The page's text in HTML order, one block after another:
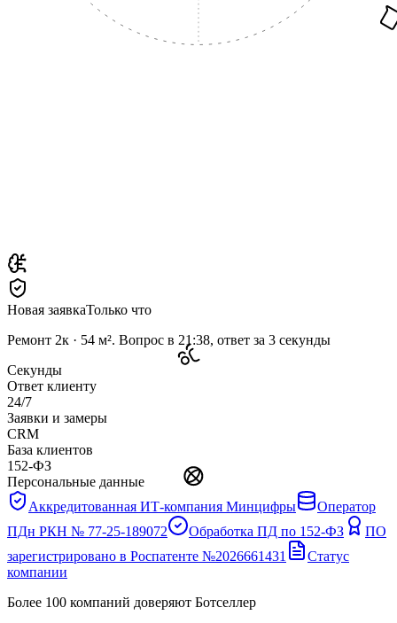
Новая заявкаТолько что
Ремонт 2к · 54 м². Вопрос в 21:38, ответ за 3 секунды
Секунды
Ответ клиенту
24/7
Заявки и замеры
CRM
База клиентов
152-ФЗ
Персональные данные
Аккредитованная ИТ-компания Минцифры
Оператор
ПДн РКН № 77-25-189072
Обработка ПД по 152-ФЗ
ПО
зарегистрировано в Роспатенте №2026661431
Статус
компании
Более 100 компаний доверяют Ботселлер